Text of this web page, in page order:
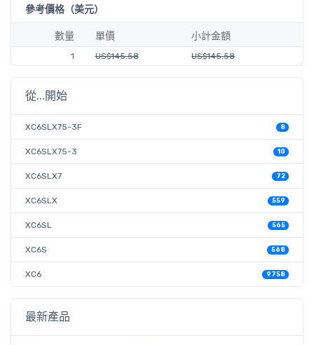
參考價格（美元）
數量 單價 小計金額
1 US$145.58 US$145.58
從...開始
XC6SLX75-3F 8
XC6SLX75-3 10
XC6SLX7 72
XC6SLX 559
XC6SL 565
XC6S 568
XC6 9758
最新產品